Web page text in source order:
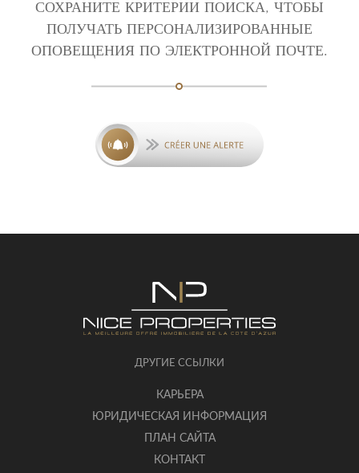
СОХРАНИТЕ КРИТЕРИИ ПОИСКА, ЧТОБЫ
ПОЛУЧАТЬ ПЕРСОНАЛИЗИРОВАННЫЕ
ОПОВЕЩЕНИЯ ПО ЭЛЕКТРОННОЙ ПОЧТЕ.
ДРУГИЕ ССЫЛКИ
КАРЬЕРА
ЮРИДИЧЕСКАЯ ИНФОРМАЦИЯ
ПЛАН САЙТА
КОНТАКТ